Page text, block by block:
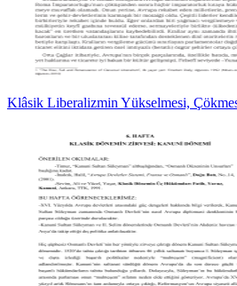
Klâsik Liberalizmin Yükselmesi,